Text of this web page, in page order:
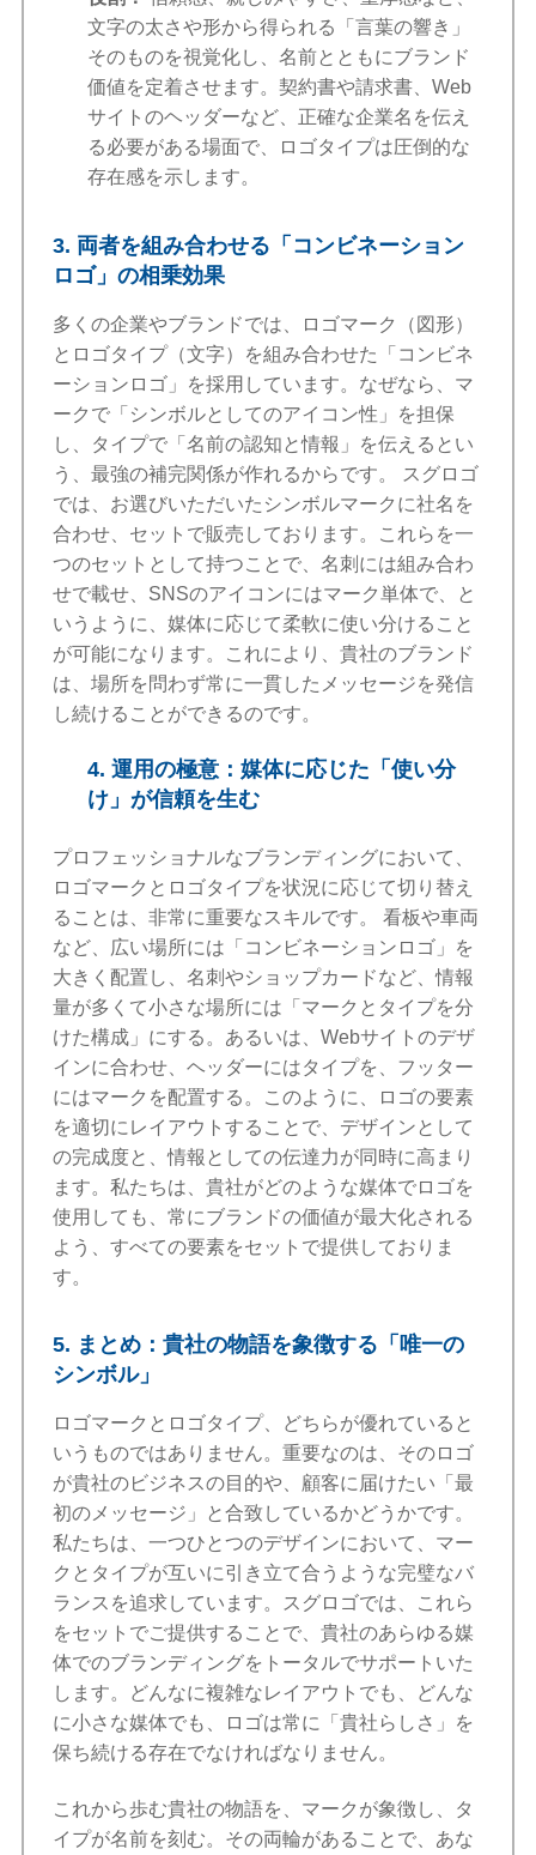
文字の太さや形から得られる「言葉の響き」
そのものを視覚化し、名前とともにブランド
価値を定着させます。契約書や請求書、Web
サイトのヘッダーなど、正確な企業名を伝え
る必要がある場面で、ロゴタイプは圧倒的な
存在感を示します。
3. 両者を組み合わせる「コンビネーション
ロゴ」の相乗効果
多くの企業やブランドでは、ロゴマーク（図形）
とロゴタイプ（文字）を組み合わせた「コンビネ
ーションロゴ」を採用しています。なぜなら、マ
ークで「シンボルとしてのアイコン性」を担保
し、タイプで「名前の認知と情報」を伝えるとい
う、最強の補完関係が作れるからです。 スグロゴ
では、お選びいただいたシンボルマークに社名を
合わせ、セットで販売しております。これらを一
つのセットとして持つことで、名刺には組み合わ
せで載せ、SNSのアイコンにはマーク単体で、と
いうように、媒体に応じて柔軟に使い分けること
が可能になります。これにより、貴社のブランド
は、場所を問わず常に一貫したメッセージを発信
し続けることができるのです。
4. 運用の極意：媒体に応じた「使い分
け」が信頼を生む
プロフェッショナルなブランディングにおいて、
ロゴマークとロゴタイプを状況に応じて切り替え
ることは、非常に重要なスキルです。 看板や車両
など、広い場所には「コンビネーションロゴ」を
大きく配置し、名刺やショップカードなど、情報
量が多くて小さな場所には「マークとタイプを分
けた構成」にする。あるいは、Webサイトのデザ
インに合わせ、ヘッダーにはタイプを、フッター
にはマークを配置する。このように、ロゴの要素
を適切にレイアウトすることで、デザインとして
の完成度と、情報としての伝達力が同時に高まり
ます。私たちは、貴社がどのような媒体でロゴを
使用しても、常にブランドの価値が最大化される
よう、すべての要素をセットで提供しておりま
す。
5. まとめ：貴社の物語を象徴する「唯一の
シンボル」
ロゴマークとロゴタイプ、どちらが優れていると
いうものではありません。重要なのは、そのロゴ
が貴社のビジネスの目的や、顧客に届けたい「最
初のメッセージ」と合致しているかどうかです。
私たちは、一つひとつのデザインにおいて、マー
クとタイプが互いに引き立て合うような完璧なバ
ランスを追求しています。スグロゴでは、これら
をセットでご提供することで、貴社のあらゆる媒
体でのブランディングをトータルでサポートいた
します。どんなに複雑なレイアウトでも、どんな
に小さな媒体でも、ロゴは常に「貴社らしさ」を
保ち続ける存在でなければなりません。
これから歩む貴社の物語を、マークが象徴し、タ
イプが名前を刻む。その両輪があることで、あな